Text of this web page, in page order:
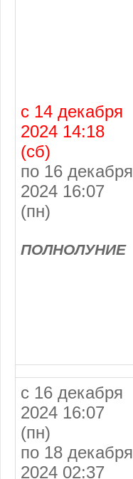
с 14 декабря
2024 14:18
(сб)
по 16 декабря
2024 16:07
(пн)
ПОЛНОЛУНИЕ
с 16 декабря
2024 16:07
(пн)
по 18 декабря
2024 02:37